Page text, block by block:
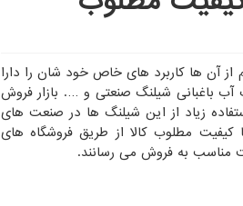
از آن ها کاربرد های خاص خود شان را دارا
آب باغبانی شیلنگ صنعتی و …. بازار فروش
زیاد از این شیلنگ ها در صنعت های
مطلوب کالا از طریق فروشگاه های
مناسب به فروش می رسانند.